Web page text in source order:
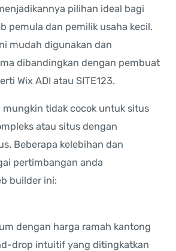
pilihan ideal bagi
pemula dan pemilik usaha kecil.
mudah digunakan dan
dibandingkan dengan pembuat
Wix ADI atau SITE123.
mungkin tidak cocok untuk situs
atau situs dengan
Beberapa kelebihan dan
pertimbangan anda
builder ini:
dengan harga ramah kantong
drop intuitif yang ditingkatkan